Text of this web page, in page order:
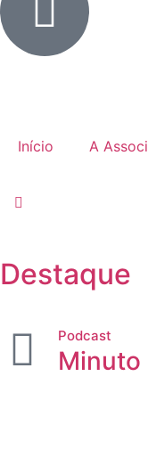
Início A
Destaque
Podcast
Minuto